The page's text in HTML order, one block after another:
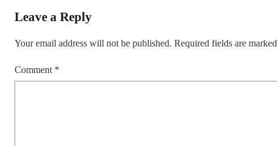
Leave a Reply
Your email address will not be published. Required fields are marked
Comment *